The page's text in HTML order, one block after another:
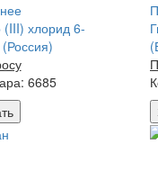
хлорид 6-
6685